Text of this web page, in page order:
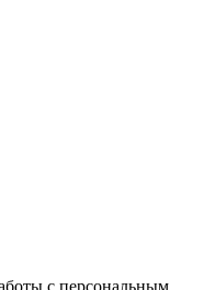
с персональным